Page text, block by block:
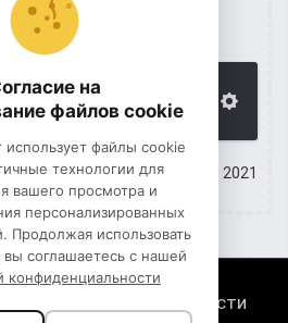
голосовых
00:00
15 июнь 2021
конфиденциальности
на
файлов cookie
использует файлы cookie
технологии для
вашего просмотра и
персонализированных
Продолжая использовать
вы соглашаетесь с нашей
конфиденциальности